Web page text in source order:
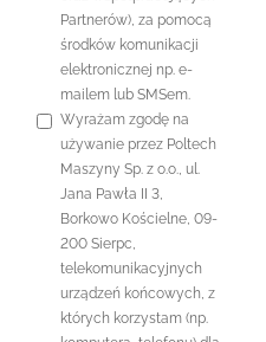
Partnerów), za pomocą
środków komunikacji
elektronicznej np. e-
mailem lub SMSem.
Wyrażam zgodę na
używanie przez Poltech
Maszyny Sp. z o.o., ul.
Jana Pawła II 3,
Borkowo Kościelne, 09-
200 Sierpc,
telekomunikacyjnych
urządzeń końcowych, z
których korzystam (np.